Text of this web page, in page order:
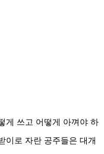
게 쓰고 어떻게 아껴야 하
이로 자란 공주들은 대개